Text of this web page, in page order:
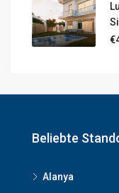
Beliebte
Alanya